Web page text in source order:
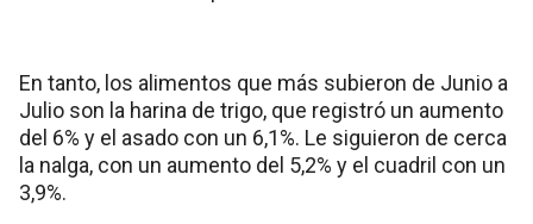
En tanto, los alimentos que más subieron de Junio a
Julio son la harina de trigo, que registró un aumento
del 6% y el asado con un 6,1%. Le siguieron de cerca
la nalga, con un aumento del 5,2% y el cuadril con un
3,9%.